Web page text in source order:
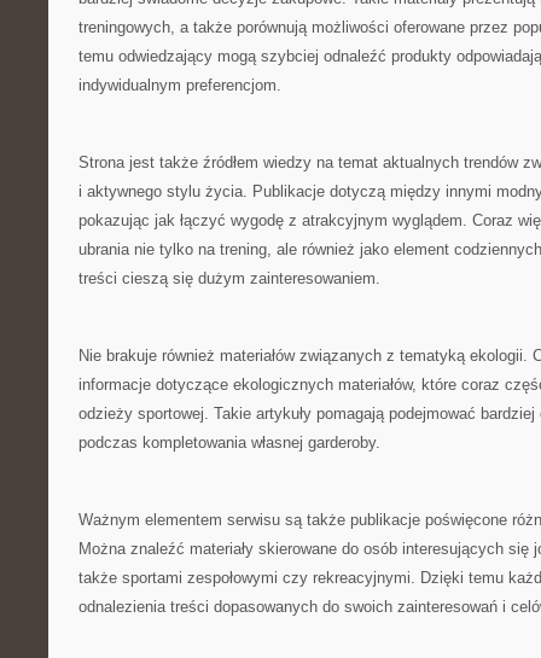
treningowych, a także porównują możliwości oferowane przez
temu odwiedzający mogą szybciej odnaleźć produkty
indywidualnym preferencjom.
Strona jest także źródłem wiedzy na temat aktualnych trendów
i aktywnego stylu życia. Publikacje dotyczą między innymi
pokazując jak łączyć wygodę z atrakcyjnym wyglądem. Coraz
ubrania nie tylko na trening, ale również jako element
treści cieszą się dużym zainteresowaniem.
Nie brakuje również materiałów związanych z tematyką ekologii.
informacje dotyczące ekologicznych materiałów, które coraz
odzieży sportowej. Takie artykuły pomagają podejmować
podczas kompletowania własnej garderoby.
Ważnym elementem serwisu są także publikacje poświęcone
Można znaleźć materiały skierowane do osób interesujących się
także sportami zespołowymi czy rekreacyjnymi. Dzięki temu
odnalezienia treści dopasowanych do swoich zainteresowań i